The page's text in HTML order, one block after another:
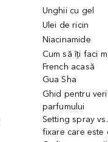
Unghii cu gel
Ulei de ricin
Niacinamide
Cum să îți faci
French acasă
Gua Sha
Ghid pentru
parfumului
Setting spray
fixare care este